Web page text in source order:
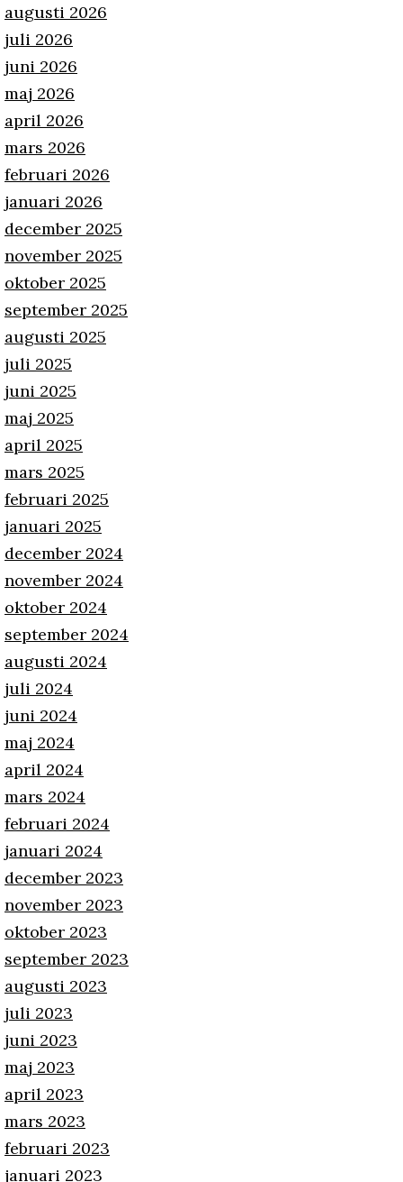
augusti 2026
juli 2026
juni 2026
maj 2026
april 2026
mars 2026
februari 2026
januari 2026
december 2025
november 2025
oktober 2025
september 2025
augusti 2025
juli 2025
juni 2025
maj 2025
april 2025
mars 2025
februari 2025
januari 2025
december 2024
november 2024
oktober 2024
september 2024
augusti 2024
juli 2024
juni 2024
maj 2024
april 2024
mars 2024
februari 2024
januari 2024
december 2023
november 2023
oktober 2023
september 2023
augusti 2023
juli 2023
juni 2023
maj 2023
april 2023
mars 2023
februari 2023
januari 2023